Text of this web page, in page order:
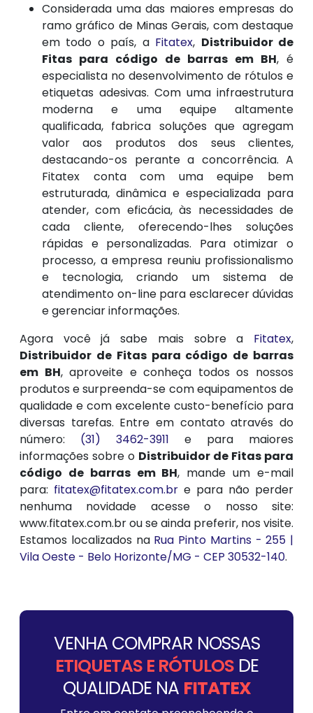
Considerada uma das maiores empresas do
ramo gráfico de Minas Gerais, com destaque
em todo o país, a Fitatex, Distribuidor de
Fitas para código de barras em BH, é
especialista no desenvolvimento de rótulos e
etiquetas adesivas. Com uma infraestrutura
moderna e uma equipe altamente
qualificada, fabrica soluções que agregam
valor aos produtos dos seus clientes,
destacando-os perante a concorrência. A
Fitatex conta com uma equipe bem
estruturada, dinâmica e especializada para
atender, com eficácia, às necessidades de
cada cliente, oferecendo-lhes soluções
rápidas e personalizadas. Para otimizar o
processo, a empresa reuniu profissionalismo
e tecnologia, criando um sistema de
atendimento on-line para esclarecer dúvidas
e gerenciar informações.
Agora você já sabe mais sobre a Fitatex,
Distribuidor de Fitas para código de barras
em BH, aproveite e conheça todos os nossos
produtos e surpreenda-se com equipamentos de
qualidade e com excelente custo-benefício para
diversas tarefas. Entre em contato através do
número: (31) 3462-3911 e para maiores
informações sobre o Distribuidor de Fitas para
código de barras em BH, mande um e-mail
para: fitatex@fitatex.com.br e para não perder
nenhuma novidade acesse o nosso site:
www.fitatex.com.br ou se ainda preferir, nos visite.
Estamos localizados na Rua Pinto Martins - 255 |
Vila Oeste - Belo Horizonte/MG - CEP 30532-140.
VENHA COMPRAR NOSSAS
ETIQUETAS E RÓTULOSDE
QUALIDADE NA FITATEX